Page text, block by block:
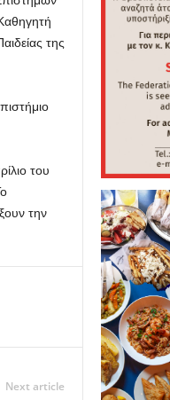
της
του
την
Next article